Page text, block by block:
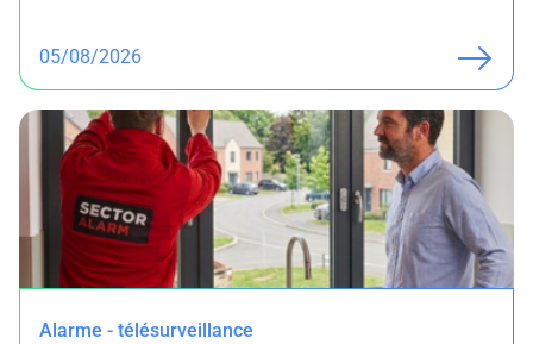
05/08/2026
Alarme - télésurveillance